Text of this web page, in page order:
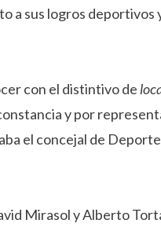
a sus logros deportivos
con el distintivo de
y por
el concejal de
Mirasol y Alberto